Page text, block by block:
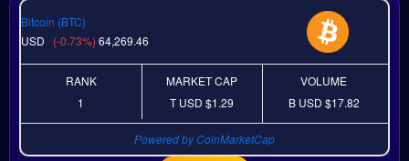
Bitcoin (BTC)
64,269.46
USD (-0.73%)
RANK
MARKET CAP
$1.29 T
USD
VOLUME
$17.82 B
USD
Powered by CoinMarketCap